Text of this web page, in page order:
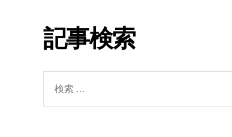
記事検索